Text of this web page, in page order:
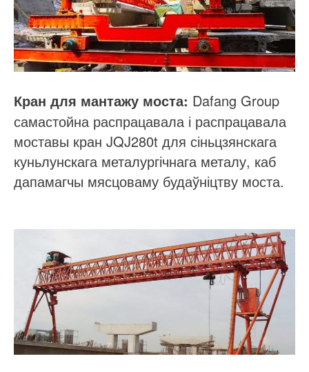
Кран для мантажу моста: Dafang Group
самастойна распрацавала і распрацавала
моставы кран JQJ280t для сіньцзянскага
куньлунскага металургічнага металу, каб
дапамагчы мясцоваму будаўніцтву моста.